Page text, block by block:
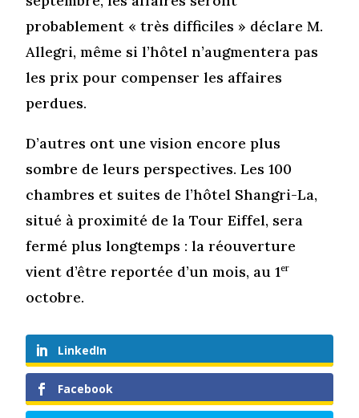
probablement « très difficiles » déclare M.
Allegri, même si l’hôtel n’augmentera pas
les prix pour compenser les affaires
perdues.
D’autres ont une vision encore plus
sombre de leurs perspectives. Les 100
chambres et suites de l’hôtel Shangri-La,
situé à proximité de la Tour Eiffel, sera
fermé plus longtemps : la réouverture
vient d’être reportée d’un mois, au 1er
octobre.
LinkedIn
Facebook